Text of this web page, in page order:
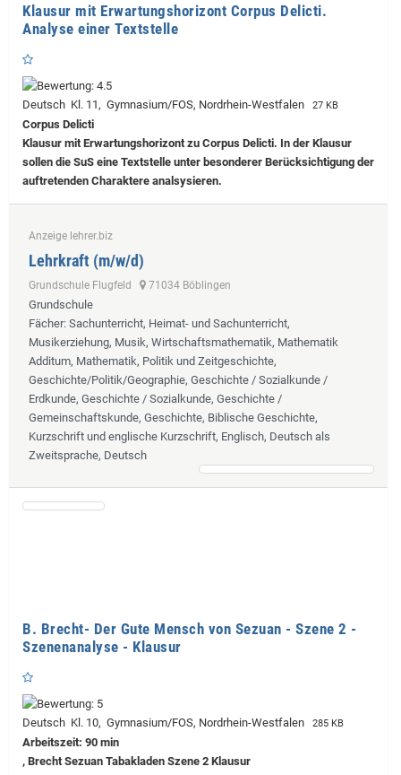
Klausur mit Erwartungshorizont Corpus Delicti.
Analyse einer Textstelle
Deutsch Kl. 11, Gymnasium/FOS, Nordrhein-Westfalen 27 KB
Corpus Delicti
Klausur mit Erwartungshorizont zu Corpus Delicti. In der Klausur
sollen die SuS eine Textstelle unter besonderer Berücksichtigung der
auftretenden Charaktere analsysieren.
Anzeige lehrer.biz
Lehrkraft (m/w/d)
Grundschule Flugfeld 71034 Böblingen
Grundschule
Fächer: Sachunterricht, Heimat- und Sachunterricht,
Musikerziehung, Musik, Wirtschaftsmathematik, Mathematik
Additum, Mathematik, Politik und Zeitgeschichte,
Geschichte/Politik/Geographie, Geschichte / Sozialkunde /
Erdkunde, Geschichte / Sozialkunde, Geschichte /
Gemeinschaftskunde, Geschichte, Biblische Geschichte,
Kurzschrift und englische Kurzschrift, Englisch, Deutsch als
Zweitsprache, Deutsch
B. Brecht- Der Gute Mensch von Sezuan - Szene 2 -
Szenenanalyse - Klausur
Deutsch Kl. 10, Gymnasium/FOS, Nordrhein-Westfalen 285 KB
Arbeitszeit: 90 min
, Brecht Sezuan Tabakladen Szene 2 Klausur